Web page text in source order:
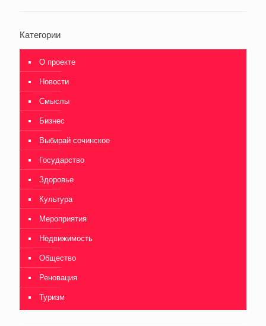
Категории
О проекте
Новости
Смыслы
Бизнес
Выбирай сочинское
Государство
Здоровье
Культура
Мероприятия
Недвижимость
Общество
Реновация
Туризм